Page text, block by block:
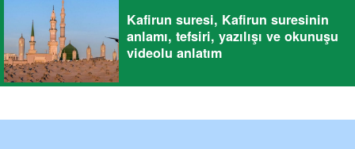
Kafirun suresi, Kafirun suresinin
anlamı, tefsiri, yazılışı ve okunuşu
videolu anlatım